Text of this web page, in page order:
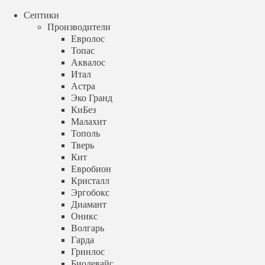
+7 (499) 348 88 04call
Аква Септик
+7 (499) 348 88 04
Септик для дачи под ключ
Установка под ключ за 1 день
в Москве и Московской области
Заказать звонок
пн-вс с 9:00 до 21:00
+7 (499) 348 88 04
info@aqua-septik.ru
Септики
Производители
Евролос
Топас
Аквалос
Итал
Астра
Эко Гранд
КиБез
Малахит
Тополь
Тверь
Кит
Евробион
Кристалл
Эргобокс
Диамант
Оникс
Волгарь
Гарда
Гринлос